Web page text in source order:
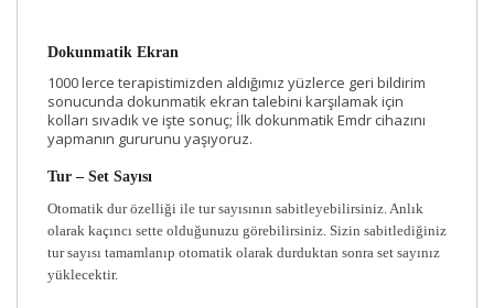
Dokunmatik Ekran
1000 lerce terapistimizden aldığımız yüzlerce geri bildirim
sonucunda dokunmatik ekran talebini karşılamak için
kolları sıvadık ve işte sonuç; İlk dokunmatik Emdr cihazını
yapmanın gururunu yaşıyoruz.
Tur – Set Sayısı
Otomatik dur özelliği ile tur sayısının sabitleyebilirsiniz. Anlık
olarak kaçıncı sette olduğunuzu görebilirsiniz. Sizin sabitlediğiniz
tur sayısı tamamlanıp otomatik olarak durduktan sonra set sayınız
yüklecektir.